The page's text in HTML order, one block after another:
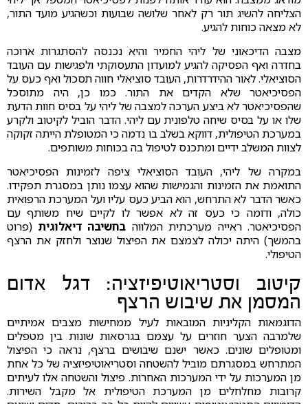
הצליחה להשיג תור רק לאחר שלושה שבועות וכשהגיע מועד התור,
לא מצאה כוחות להגיע.
מצבה הדיכאוני של ליהי החמיר והיא נכנסה להסתגרות ארוכה
בחדרה ואף הפסיקה להגיע למועדון התעסוקתי ולפגישות עם העובד
הסוציאלי. לאור ההידרדרות, העובד סוציאלי חווה תסכול ואף כעס על
הפסיכיאטר שלא הקדים את התור. כמו כן, היה מתוסכל
שהפסיכיאטר לא ביצע הערכה למצבה של ליהי על בסיס חוות הדעת
שלו או על בסיס שיחה טלפונית עם ליהי. הדבר הוביל לקיטוב ולקרע
במערכת הטיפולית, דווקא בשלב בו נדמה כי המטופלת הייתה זקוקה
לצוות המשלב ידיים ומתכנס לטיפול בה בכוחות משותפים.
במקרה של ליהי, העובד הסוציאלי ציפה לזמינות הפסיכיאטר
התואמת את הזמינות והגמישות שהוא עצמו נותן במסגרת תפקידו.
כאשר הדבר לא התרחש, הוא הביע כעס עליו ועל המערכת הרפואית
כולה, ודומה כי כעס זה לא אפשר לו לקיים שיח משותף עם
הפסיכיאטר. ראייה מערכתית המלווה בחשיבה דיאלוגית (פרוט
בהמשך) היתה יכולה לצמצם את הפיצול שנוצר ולחזק את הרצף
הטיפולי.
קיטוב וסטריאוטיפיזציה: דגל אדום
המסמן את שיבוש הרצף
הדוגמאות הקליניות המובאות לעיל ממחישות מצבים אמיתיים
שלמרבה הצער חוזרים על עצמם בגרסאות שונות בין מטפלים
ומטופלים שונים. כאשר ישנם שיבושים ברצף, נראה כי הפיצול
המתרחש במסגרתם מוביל להשטחה וסטריאוטיפיזציה של כל אחת
מן המערכות על ידי המערכות האחרות. פיצול והשטחה אלו לעיתים
קרובות מחלחלים מן המערכת הטיפולית אל מקבל השירות.